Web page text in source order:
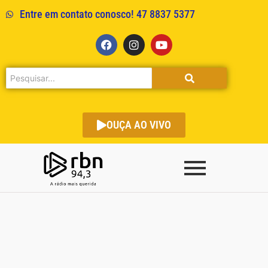
Entre em contato conosco! 47 8837 5377
OUÇA AO VIVO